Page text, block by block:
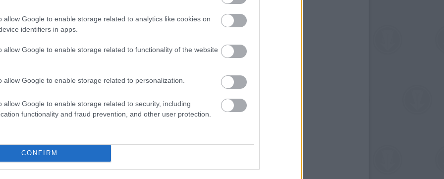
allow Google to enable storage related to analytics like cookies on
identifiers in apps.
allow Google to enable storage related to functionality of the website
allow Google to enable storage related to personalization.
allow Google to enable storage related to security, including
functionality and fraud prevention, and other user protection.
CONFIRM
Kaszásdűlői Kulturális Központ előtti téren.
tovább
2019. 06. 06.|Kultúrpart
MacMillan 20. századi balett mesterművében születik újjá
a Royal Opera House színpadán.
tovább
Boszorkányos előadás érkezett